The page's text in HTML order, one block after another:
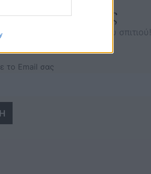
εγγραφή σας
τα πάντα για τον κόσμο του σπιτιού!
το Email σας